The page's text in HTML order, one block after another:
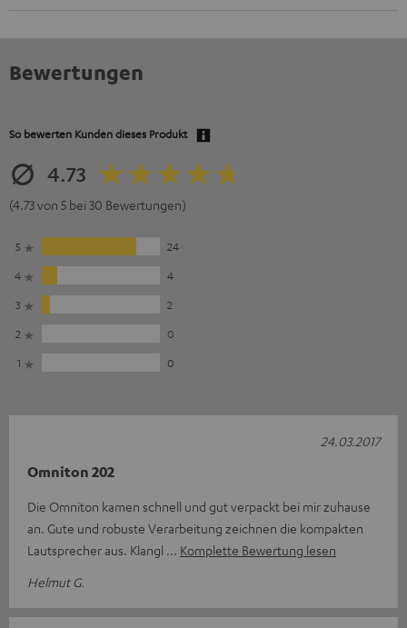
Bewertungen
So bewerten Kunden dieses Produkt
4.73
(4.73 von 5 bei 30 Bewertungen)
5
24
4
4
3
2
2
0
1
0
Omniton 202
Die Omniton kamen schnell und gut verpackt bei mir zuhause
an. Gute und robuste Verarbeitung zeichnen die kompakten
Lautsprecher aus. Klangl
Komplette Bewertung lesen
Helmut G.
24.03.2017